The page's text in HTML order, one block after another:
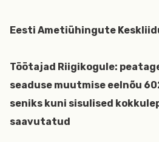
Eesti Ametiühingute
Töötajad Riigikogule:
seaduse muutmise eelnõu
seniks kuni sisulised
saavutatud